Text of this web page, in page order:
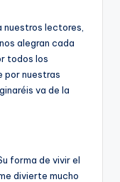
nuestros lectores,
alegran cada
todos los
por nuestras
va de la
forma de vivir el
divierte mucho